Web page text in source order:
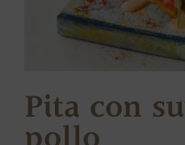
Pita con